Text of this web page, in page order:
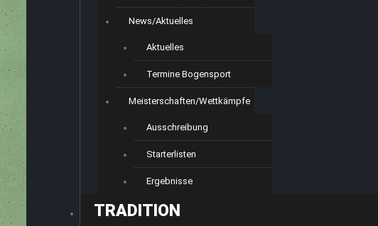
News/Aktuelles
Aktuelles
Termine Bogensport
Meisterschaften/Wettkämpfe
Ausschreibung
Starterlisten
Ergebnisse
TRADITION